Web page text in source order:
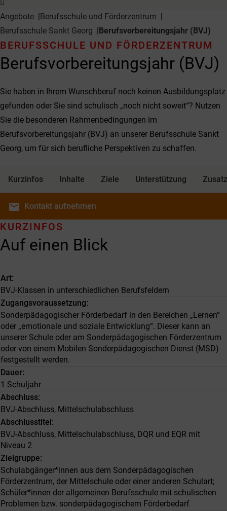
Angebote
Berufsschule und Förderzentrum
Berufsschule Sankt Georg
Berufsvorbereitungsjahr (BVJ)
Berufsvorbereitungsjahr (BVJ)
BERUFSSCHULE UND FÖRDERZENTRUM
Sie haben in Ihrem Wunschberuf noch keinen Ausbildungsplatz
gefunden oder Sie sind schulisch „noch nicht soweit“? Nutzen
Sie die besonderen Rahmenbedingungen im
Berufsvorbereitungsjahr (BVJ) an unserer Berufsschule Sankt
Georg, um für sich berufliche Perspektiven zu schaffen.
Kurzinfos Inhalte Ziele Unterstützung
email Kontakt aufnehmen
Auf einen Blick
KURZINFOS
Art
BVJ-Klassen in unterschiedlichen Berufsfeldern
Zugangsvoraussetzung
Sonderpädagogischer Förderbedarf in den Bereichen „Lernen“
oder „emotionale und soziale Entwicklung“. Dieser kann an
unserer Schule oder am Sonderpädagogischen Förderzentrum
oder von einem Mobilen Sonderpädagogischen Dienst (MSD)
festgestellt werden.
Dauer
1 Schuljahr
Abschluss
BVJ-Abschluss, Mittelschulabschluss
Abschlusstitel
BVJ-Abschluss, Mittelschulabschluss, DQR und EQR mit
Niveau 2
Zielgruppe
Schulabgänger*innen aus dem Sonderpädagogischen
Förderzentrum, der Mittelschule oder einer anderen Schulart;
Schüler*innen der allgemeinen Berufsschule mit schulischen
Problemen bzw. sonderpädagogischem Förderbedarf